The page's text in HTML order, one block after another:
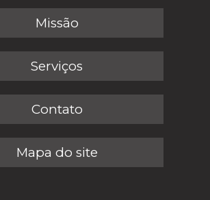
Missão
Serviços
Contato
Mapa do site